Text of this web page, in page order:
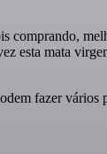
comprando,
esta mata
fazer vários